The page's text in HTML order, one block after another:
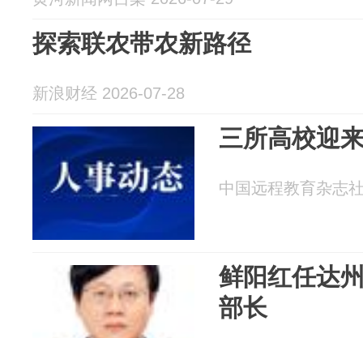
探索联农带农新路径
新浪财经 2026-07-28
三所高校迎
中国远程教育杂志
鲜阳红任达
部长